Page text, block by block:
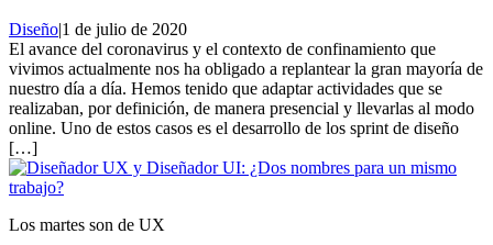
Diseño|1 de julio de 2020
El avance del coronavirus y el contexto de confinamiento que
vivimos actualmente nos ha obligado a replantear la gran mayoría de
nuestro día a día. Hemos tenido que adaptar actividades que se
realizaban, por definición, de manera presencial y llevarlas al modo
online. Uno de estos casos es el desarrollo de los sprint de diseño
[…]
Los martes son de UX